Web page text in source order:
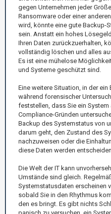
gegen Unternehmen jeder
Ransomware oder einer
wird, könnte eine gute Backup-
sein. Anstatt ein hohes
Ihren Daten zurückzuerhalten,
vollständig löschen und alles
Es ist eine mühelose
und Systeme geschützt sind.
Eine weitere Situation, in der
während forensischer
feststellen, dass Sie ein
Compliance-Gründen
Backup des Systemstatus von
darum geht, den Zustand des
nachzuweisen oder die
diese Daten werden
Die Welt der IT kann
Umstände sind gleich.
Systemstatusdaten erscheinen
sobald Sie in den Rhythmus
den es bringt. Es gibt nichts